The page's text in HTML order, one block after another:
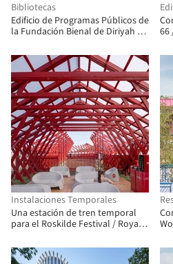
Bibliotecas
Edificio de Programas Públicos de
la Fundación Bienal de Diriyah /
66
Instalaciones Temporales
Una estación de tren temporal
para el Roskilde Festival / Royal